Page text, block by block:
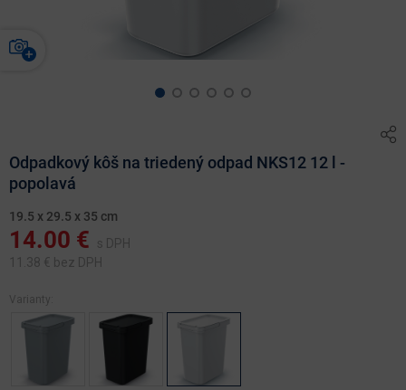
Odpadkový kôš na triedený odpad NKS12 12 l -
popolavá
19.5 x 29.5 x 35 cm
14.00 €
s DPH
11.38 € bez DPH
Varianty: